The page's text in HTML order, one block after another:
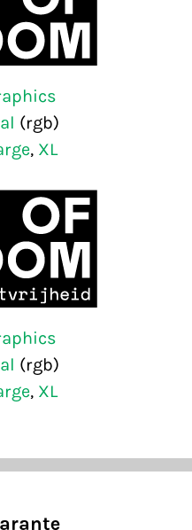
(rgb)
, XL
(rgb)
, XL